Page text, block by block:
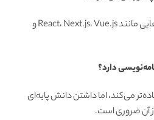
هوش مصنوعی v0 از فریمورک‌هایی مانند React، Next.js، Vue.js و
می‌کند، اما داشتن دانش پایه‌ای
آن ضروری است.